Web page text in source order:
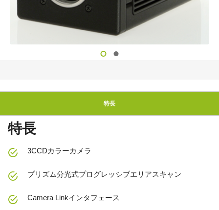
特長
特長
3CCDカラーカメラ
プリズム分光式プログレッシブエリアスキャン
Camera Linkインタフェース